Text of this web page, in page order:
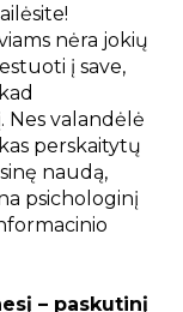
nėra jokių
į save,
Nes valandėlė
perskaitytų
naudą,
psichologinį
– paskutinį